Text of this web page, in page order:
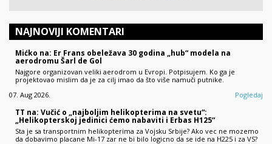
NAJNOVIJI KOMENTARI
Mićko na: Er Frans obeležava 30 godina „hub“ modela na
aerodromu Šarl de Gol
Najgore organizovan veliki aerodrom u Evropi. Potpisujem. Ko ga je
projektovao mislim da je za cilj imao da što više namuči putnike.
07. Aug 2026.
Pogledaj
TT na: Vučić o „najboljim helikopterima na svetu“:
„Helikopterskoj jedinici ćemo nabaviti i Erbas H125“
Sta je sa transportnim helikopterima za Vojsku Srbije? Ako vec ne mozemo
da dobavimo placane Mi-17 zar ne bi bilo logicno da se ide na H225 i za VS?